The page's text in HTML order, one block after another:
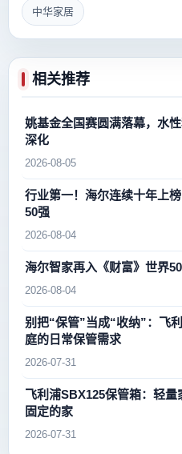
中华家居
相关推荐
姚基金全国赛圆满落幕，水
深化
2026-08-05
行业第一！海尔连续十年上
50强
2026-08-04
海尔智家再入《财富》世界
2026-08-04
别把“保管”当成“收纳”：飞
庭的日常保管需求
2026-07-31
飞利浦SBX125保管箱：轻
固定的家
2026-07-31